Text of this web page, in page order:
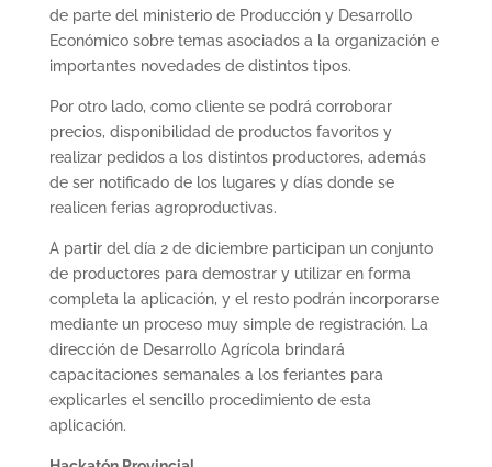
de parte del ministerio de Producción y Desarrollo
Económico sobre temas asociados a la organización e
importantes novedades de distintos tipos.
Por otro lado, como cliente se podrá corroborar
precios, disponibilidad de productos favoritos y
realizar pedidos a los distintos productores, además
de ser notificado de los lugares y días donde se
realicen ferias agroproductivas.
A partir del día 2 de diciembre participan un conjunto
de productores para demostrar y utilizar en forma
completa la aplicación, y el resto podrán incorporarse
mediante un proceso muy simple de registración. La
dirección de Desarrollo Agrícola brindará
capacitaciones semanales a los feriantes para
explicarles el sencillo procedimiento de esta
aplicación.